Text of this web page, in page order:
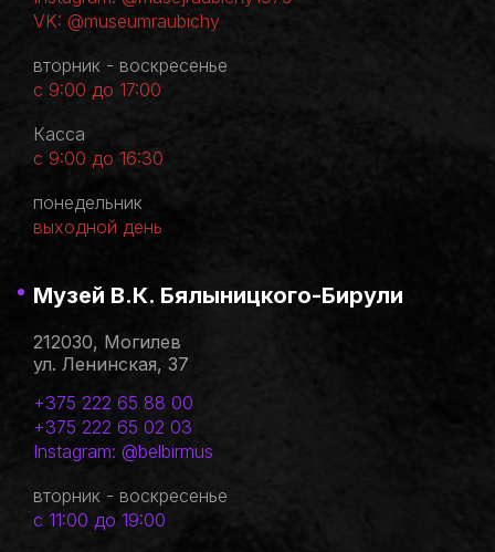
VK: @museumraubichy
вторник - воскресенье
с 9:00 до 17:00
Касса
с 9:00 до 16:30
понедельник
выходной день
Музей В.К. Бялыницкого-Бирули
212030, Могилев
ул. Ленинская, 37
+375 222 65 88 00
+375 222 65 02 03
Instagram: @belbirmus
вторник - воскресенье
с 11:00 до 19:00